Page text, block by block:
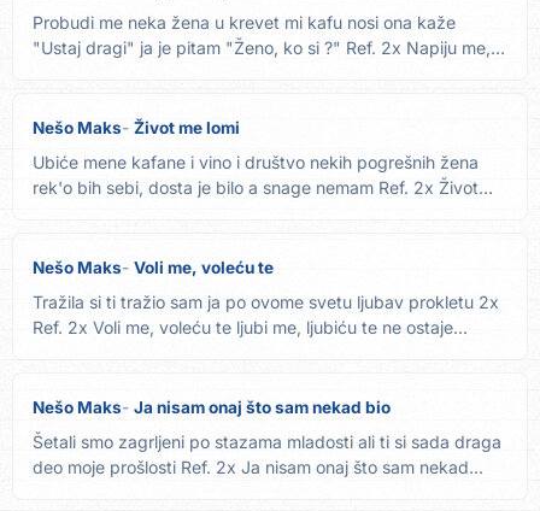
Probudi me neka žena u krevet mi kafu nosi ona kaže
"Ustaj dragi" ja je pitam "Ženo, ko si ?" Ref. 2x Napiju me,
Nešo Maks Život me lomi
Ubiće mene kafane i vino i društvo nekih pogrešnih žena
rek'o bih sebi, dosta je bilo a snage nemam Ref. 2x Život
Nešo Maks Voli me, voleću te
Tražila si ti tražio sam ja po ovome svetu ljubav prokletu 2x
Ref. 2x Voli me, voleću te ljubi me, ljubiću te ne ostaje...
Nešo Maks Ja nisam onaj što sam nekad bio
Šetali smo zagrljeni po stazama mladosti ali ti si sada draga
deo moje prošlosti Ref. 2x Ja nisam onaj što sam nekad...